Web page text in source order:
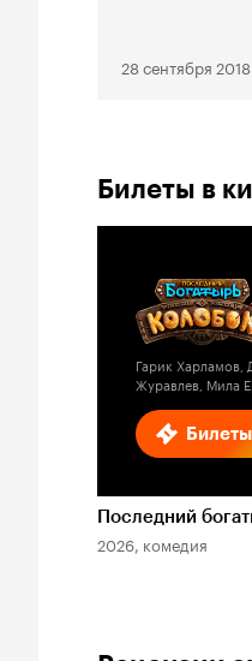
28 сентября 2018
Билеты в
Билеты
Гарик Харламов,
Журавлев, Мила
Последний
2026, комедия